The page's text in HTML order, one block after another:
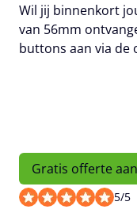
Wil jij binnenkort
van 56mm
buttons aan via de
Gratis offerte
5/5